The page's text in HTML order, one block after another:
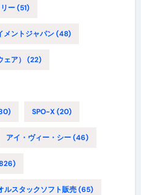
ー(51)
メントジャパン(48)
ア） (22)
SPO-X(20)
アイ・ヴィー・シー(46)
ルスタックソフト販売(65)